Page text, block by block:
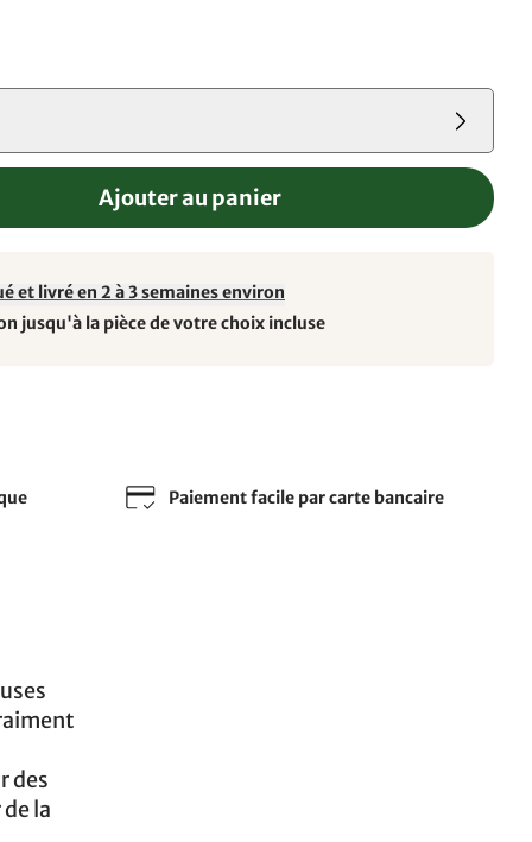
Ajouter au panier
et livré en 2 à 3 semaines environ
jusqu'à la pièce de votre choix incluse
Paiement facile par carte bancaire
des
la